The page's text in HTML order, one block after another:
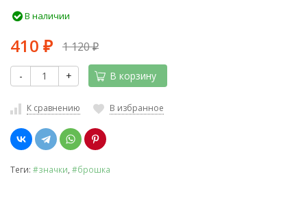
В наличии
410 ₽ 1 120₽
- + В корзину
К сравнению В избранное
Теги: #значки #брошка